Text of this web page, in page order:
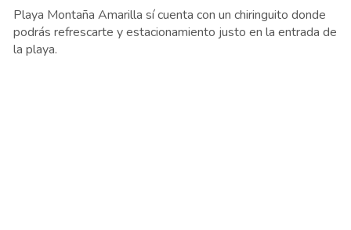
Playa Montaña Amarilla sí cuenta con un chiringuito donde
podrás refrescarte y estacionamiento justo en la entrada de
la playa.